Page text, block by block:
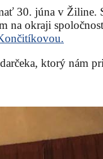
30. júna v Žiline.
okraji
ktorý nám